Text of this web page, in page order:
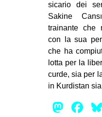
sicario dei
Sakine
trainante che
con la sua
che ha
lotta per la
curde, sia per
in Kurdistan